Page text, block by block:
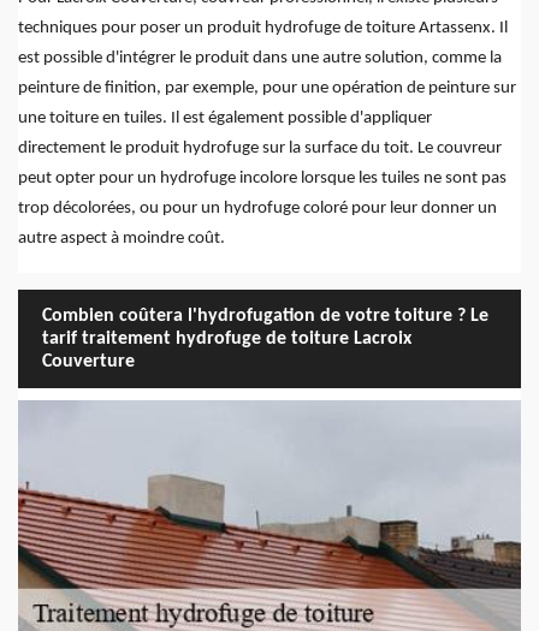
techniques pour poser un produit hydrofuge de toiture Artassenx. Il
est possible d'intégrer le produit dans une autre solution, comme la
peinture de finition, par exemple, pour une opération de peinture sur
une toiture en tuiles. Il est également possible d'appliquer
directement le produit hydrofuge sur la surface du toit. Le couvreur
peut opter pour un hydrofuge incolore lorsque les tuiles ne sont pas
trop décolorées, ou pour un hydrofuge coloré pour leur donner un
autre aspect à moindre coût.
Combien coûtera l'hydrofugation de votre toiture ? Le
tarif traitement hydrofuge de toiture Lacroix
Couverture